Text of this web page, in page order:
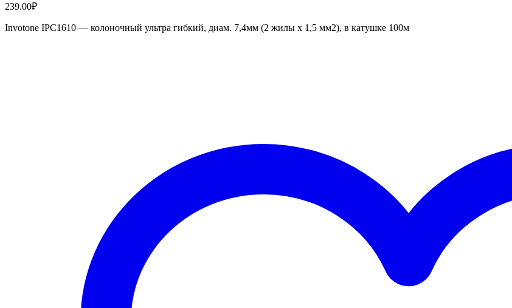
239.00₽
Invotone IPC1610 — колоночный ультра гибкий, диам. 7,4мм (2 жилы х 1,5 мм2), в катушке 100м